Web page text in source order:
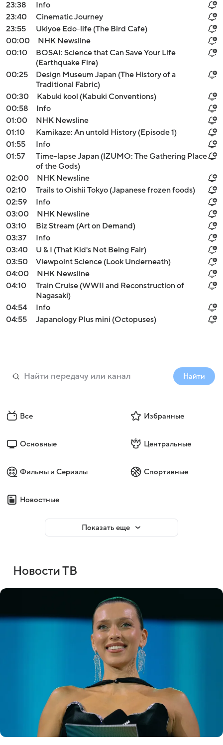
23:38
Info
23:40
Cinematic Journey
23:55
Ukiyoe Edo-life (The Bird Cafe)
00:00
NHK Newsline
00:10
BOSAI: Science that Can Save Your Life
(Earthquake Fire)
00:25
Design Museum Japan (The History of a
Traditional Fabric)
00:30
Kabuki kool (Kabuki Conventions)
00:58
Info
01:00
NHK Newsline
01:10
Kamikaze: An untold History (Episode 1)
01:55
Info
01:57
Time-lapse Japan (IZUMO: The Gathering Place
of the Gods)
02:00
NHK Newsline
02:10
Trails to Oishii Tokyo (Japanese frozen foods)
02:59
Info
03:00
NHK Newsline
03:10
Biz Stream (Art on Demand)
03:37
Info
03:40
U & I (That Kid's Not Being Fair)
03:50
Viewpoint Science (Look Underneath)
04:00
NHK Newsline
04:10
Train Cruise (WWII and Reconstruction of
Nagasaki)
04:54
Info
04:55
Japanology Plus mini (Octopuses)
Найти
Все Избранные
Основные Центральные
Фильмы и Сериалы Спортивные
Новостные
Показать еще
Новости ТВ